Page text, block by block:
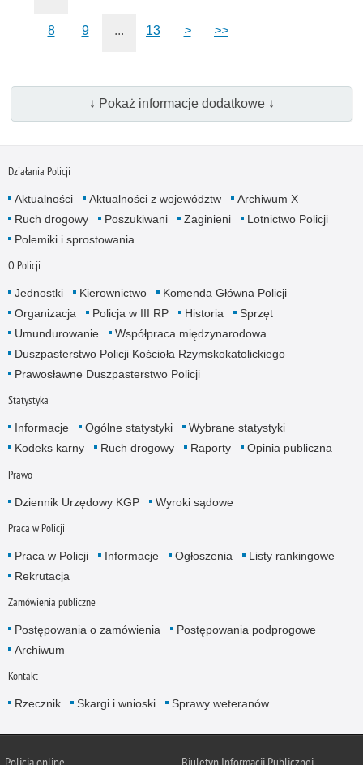
8 9 ... 13 > >>
↓ Pokaż informacje dodatkowe ↓
Działania Policji
Aktualności Aktualności z województw
Archiwum X
Ruch drogowy
Poszukiwani Zaginieni
Lotnictwo Policji
Polemiki i sprostowania
O Policji
Jednostki Kierownictwo
Komenda Główna Policji
Organizacja
Policja w III RP Historia
Sprzęt
Umundurowanie
Współpraca międzynarodowa
Duszpasterstwo Policji Kościoła Rzymskokatolickiego
Prawosławne Duszpasterstwo Policji
Statystyka
Informacje Ogólne statystyki
Wybrane statystyki
Kodeks karny
Ruch drogowy Raporty Opinia publiczna
Prawo
Dziennik Urzędowy KGP Wyroki sądowe
Praca w Policji
Praca w Policji Informacje Ogłoszenia
Listy rankingowe
Rekrutacja
Zamówienia publiczne
Postępowania o zamówienia
Postępowania podprogowe
Archiwum
Kontakt
Rzecznik Skargi i wnioski Sprawy weteranów
Policjaonline Biuletyn Informacji Publicznej